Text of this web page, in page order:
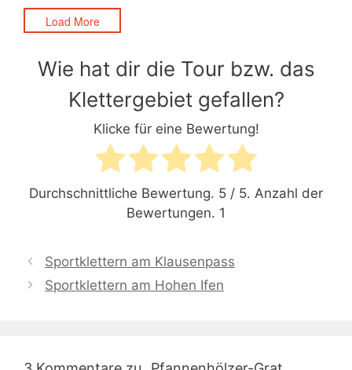
Pfannenhölzer (37)
Load More
Wie hat dir die Tour bzw. das
Klettergebiet gefallen?
Klicke für eine Bewertung!
Durchschnittliche Bewertung. 5 / 5. Anzahl der
Bewertungen. 1
Sportklettern am Klausenpass
Sportklettern am Hohen Ifen